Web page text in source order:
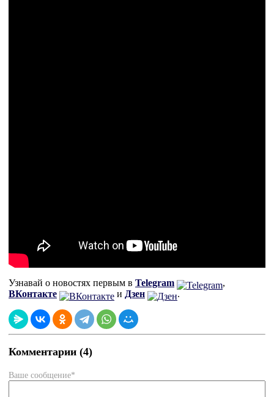
Узнавай о новостях первым в Telegram
,
ВКонтакте
и Дзен .
Комментарии (4)
Ваше сообщение*